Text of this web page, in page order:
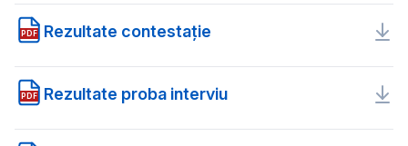
PDF Rezultate contestaţie
PDF Rezultate proba interviu